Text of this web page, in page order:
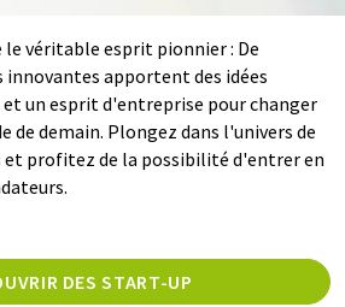
le véritable esprit pionnier : De
apportent des idées
et un esprit d'entreprise pour changer
de demain. Plongez dans l'univers de
et profitez de la possibilité d'entrer en
DES START-UP